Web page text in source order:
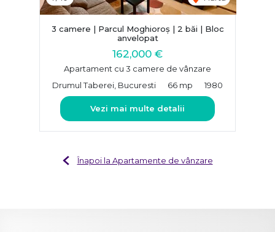
3 camere | Parcul Moghioroș | 2 băi | Bloc
anvelopat
162,000 €
Apartament cu 3 camere de vânzare
Drumul Taberei, Bucuresti
66 mp 1980
Vezi mai multe detalii
Înapoi la Apartamente de vânzare